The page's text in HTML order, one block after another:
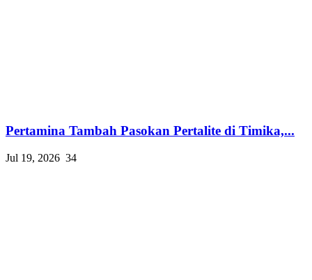
Pertamina Tambah Pasokan Pertalite di Timika,...
Jul 19, 2026 34